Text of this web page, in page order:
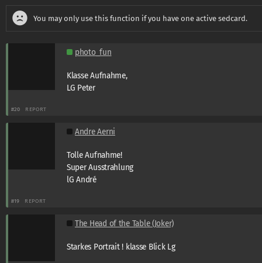
You may only use this function if you have one active sedcard.
photo_fun
Klasse Aufnahme,
LG Peter
#20 REPORT
Andre Aerni
Tolle Aufnahme!
Super Ausstrahlung
lG André
#19 REPORT
The Head of the Table (Joker)
Starkes Portrait ! klasse Blick Lg